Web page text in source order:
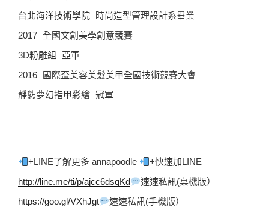
台北海洋技術學院 時尚造型管理設計系畢業
2017 全國文創美學創意競賽
3D粉雕組 亞軍
2016 國際盃美容美髮美甲全國技術競賽大會
靜態夢幻指甲彩繪 冠軍
+LINE了解更多 annapoodle
http://line.me/ti/p/ajcc6dsqKd
https://goo.gl/VXhJgt